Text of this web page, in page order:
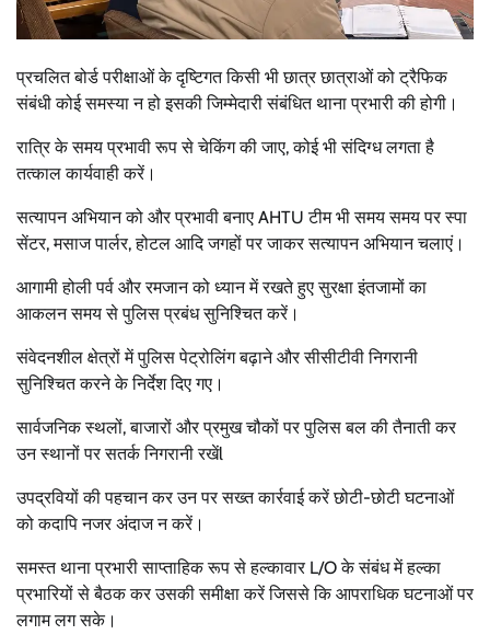
प्रचलित बोर्ड परीक्षाओं के दृष्टिगत किसी भी छात्र छात्राओं को ट्रैफिक
संबंधी कोई समस्या न हो इसकी जिम्मेदारी संबंधित थाना प्रभारी की होगी।
रात्रि के समय प्रभावी रूप से चेकिंग की जाए, कोई भी संदिग्ध लगता है
तत्काल कार्यवाही करें।
सत्यापन अभियान को और प्रभावी बनाए AHTU टीम भी समय समय पर स्पा
सेंटर, मसाज पार्लर, होटल आदि जगहों पर जाकर सत्यापन अभियान चलाएं।
आगामी होली पर्व और रमजान को ध्यान में रखते हुए सुरक्षा इंतजामों का
आकलन समय से पुलिस प्रबंध सुनिश्चित करें।
संवेदनशील क्षेत्रों में पुलिस पेट्रोलिंग बढ़ाने और सीसीटीवी निगरानी
सुनिश्चित करने के निर्देश दिए गए।
सार्वजनिक स्थलों, बाजारों और प्रमुख चौकों पर पुलिस बल की तैनाती कर
उन स्थानों पर सतर्क निगरानी रखेंl
उपद्रवियों की पहचान कर उन पर सख्त कार्रवाई करें छोटी-छोटी घटनाओं
को कदापि नजर अंदाज न करें।
समस्त थाना प्रभारी साप्ताहिक रूप से हल्कावार L/O के संबंध में हल्का
प्रभारियों से बैठक कर उसकी समीक्षा करें जिससे कि आपराधिक घटनाओं पर
लगाम लग सके।